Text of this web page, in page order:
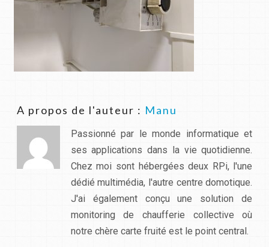
A propos de l'auteur : Manu
Passionné par le monde informatique et
ses applications dans la vie quotidienne.
Chez moi sont hébergées deux RPi, l'une
dédié multimédia, l'autre centre domotique.
J'ai également conçu une solution de
monitoring de chaufferie collective où
notre chère carte fruité est le point central.